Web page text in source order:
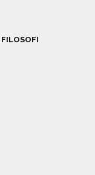
FILOSOFI